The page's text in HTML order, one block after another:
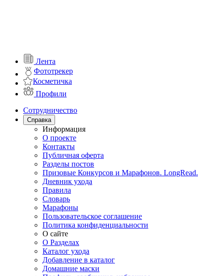
Лента
Фототрекер
Косметичка
Профили
Сотрудничество
Справка
Информация
О проекте
Контакты
Публичная оферта
Разделы постов
Призовые Конкурсов и Марафонов. LongRead.
Дневник ухода
Правила
Словарь
Марафоны
Пользовательское соглашение
Политика конфиденциальности
О сайте
О Разделах
Каталог ухода
Добавление в каталог
Домашние маски